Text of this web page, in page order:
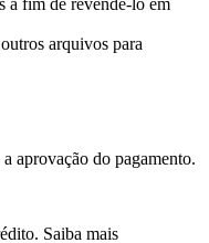
a fim de revendê-lo em
arquivos para
aprovação do pagamento.
Saiba mais